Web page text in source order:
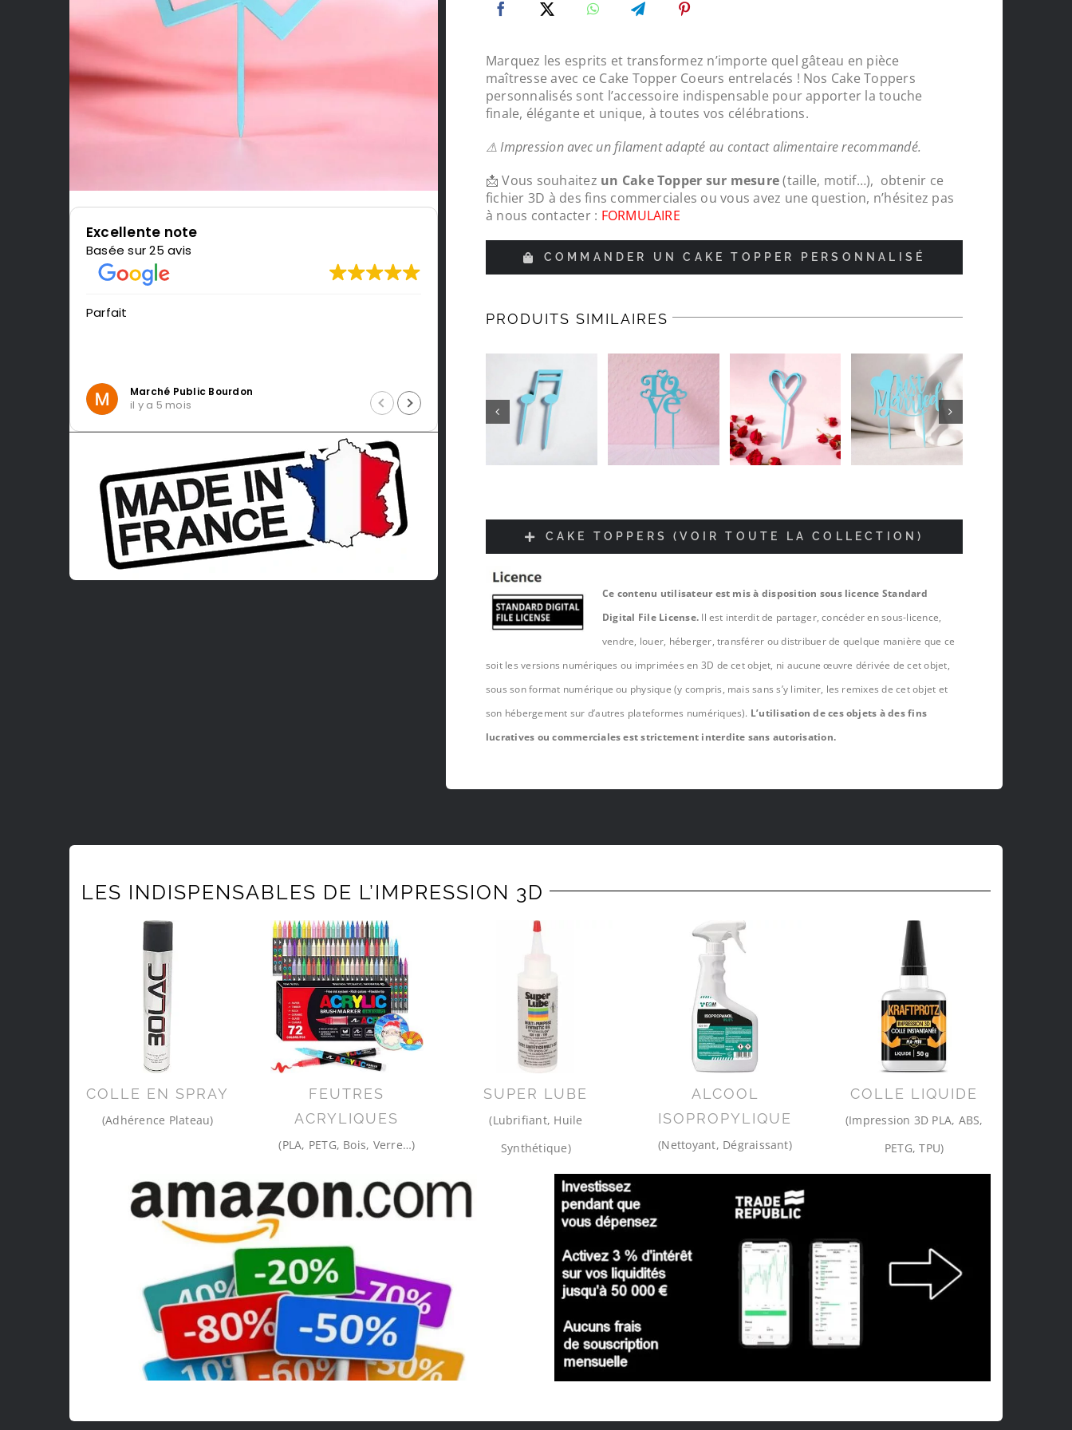
Excellente note
Basée sur 25 avis
Parfait
Marché Public Bourdon
il y a 5 mois
Très content de l'impression, je recommande
LeMondedu3D
Intragest Etude
il y a 5 mois
Jean-luc Foucrier
il y a 5 mois
Marquez les esprits et transformez n’importe quel gâteau en pièce
maîtresse avec ce Cake Topper Coeurs entrelacés ! Nos Cake Toppers
personnalisés sont l’accessoire indispensable pour apporter la touche
finale, élégante et unique, à toutes vos célébrations.
⚠ Impression avec un filament adapté au contact alimentaire recommandé.
📩 Vous souhaitez un Cake Topper sur mesure(taille, motif…), obtenir ce
fichier 3D à des fins commerciales ou vous avez une question, n’hésitez pas
à nous contacter : FORMULAIRE
COMMANDER UN CAKE TOPPER PERSONNALISÉ
PRODUITS SIMILAIRES
CAKE TOPPERS (VOIR TOUTE LA COLLECTION)
Ce contenu utilisateur est mis à disposition sous licence Standard
Digital File License. Il est interdit de partager, concéder en sous-licence,
vendre, louer, héberger, transférer ou distribuer de quelque manière que ce
soit les versions numériques ou imprimées en 3D de cet objet, ni aucune œuvre dérivée de cet objet,
sous son format numérique ou physique (y compris, mais sans s’y limiter, les remixes de cet objet et
son hébergement sur d’autres plateformes numériques). L’utilisation de ces objets à des fins
lucratives ou commerciales est strictement interdite sans autorisation.
LES INDISPENSABLES DE L’IMPRESSION 3D
COLLE EN SPRAY
(Adhérence Plateau)
FEUTRES
ACRYLIQUES
(PLA, PETG, Bois, Verre…)
SUPER LUBE
(Lubrifiant, Huile
Synthétique)
ALCOOL
ISOPROPYLIQUE
(Nettoyant, Dégraissant)
COLLE LIQUIDE
(Impression 3D PLA, ABS,
PETG, TPU)